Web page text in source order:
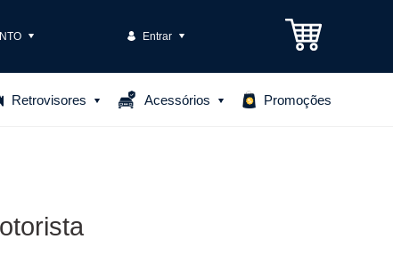
1575
Central de Ajuda
Entrar
Retrovisores Acessórios Promoções